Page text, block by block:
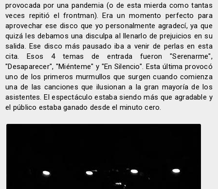
provocada por una pandemia (o de esta mierda como tantas
veces repitió el frontman). Era un momento perfecto para
aprovechar ese disco que yo personalmente agradecí, ya que
quizá les debamos una disculpa al llenarlo de prejuicios en su
salida. Ese disco más pausado iba a venir de perlas en esta
cita. Esos 4 temas de entrada fueron "Serenarme",
"Desaparecer", "Miénteme" y "En Silencio". Esta última provocó
uno de los primeros murmullos que surgen cuando comienza
una de las canciones que ilusionan a la gran mayoría de los
asistentes. El espectáculo estaba siendo más que agradable y
el público estaba ganado desde el minuto cero.